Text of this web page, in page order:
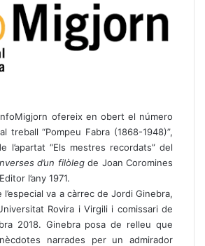
ofereix en obert el número
treball “Pompeu Fabra (1868-1948)”,
l’apartat “Els mestres recordats” del
d’un filòlegde Joan Coromines
l’any 1971.
va a càrrec de Jordi Ginebra,
Rovira i Virgili i comissari de
2018. Ginebra posa de relleu que
narrades per un admirador